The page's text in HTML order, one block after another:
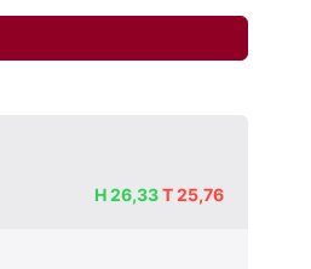
H26,33T25,76